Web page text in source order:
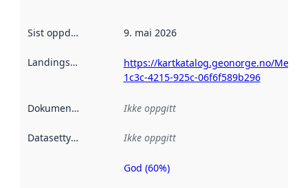
Sist oppdatert 9. mai 2026
Landingsside
https://kartkatalog.geonorge.no/
1c3c-4215-925c-06f6f589b296
Dokumentasjon Ikke oppgitt
Datasettype Ikke oppgitt
Metadatakvalitet
God (60%)